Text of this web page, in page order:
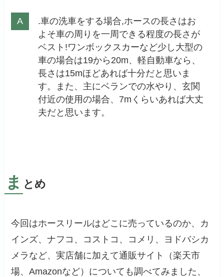
.車の洗車をする場合,ホースの長さはお
よそ車の周りを一周できる程度の長さが
ベスト!ワンボックスカーなど少し大型の
車の場合は19から20m、軽自動車なら、
長さは15mほどあれば十分だと思いま
す。また、主にベランでの水やり、玄関
付近の使用の場合、7mくらいあれば大丈
夫だと思います。
ま とめ
今回はホースリールはどこに売っているのか、カ
インズ、ナフコ、コストコ、コメリ、ヨドバシカ
メラなど、実店舗に加えて通販サイト（楽天市
場、Amazonなど）についても調べてみました、